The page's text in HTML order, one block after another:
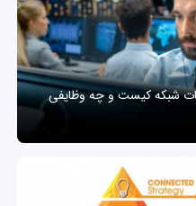
شبکه کیست و چه وظایفی